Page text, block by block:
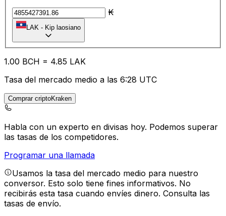
₭
LAK - Kip laosiano
1.00 BCH = 4.85 LAK
Tasa del mercado medio a las 6:28 UTC
Comprar criptoKraken
Habla con un experto en divisas hoy. Podemos superar
las tasas de los competidores.
Programar una llamada
Usamos la tasa del mercado medio para nuestro
conversor. Esto solo tiene fines informativos. No
recibirás esta tasa cuando envíes dinero. Consulta las
tasas de envío.